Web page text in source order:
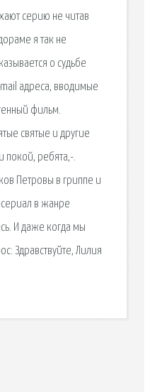
серию не читав
я так не
о судьбе
адреса, вводимые
фильм.
святые и другие
покой, ребята,-.
Петровы в гриппе и
в жанре
И даже когда мы
Здравствуйте, Лилия